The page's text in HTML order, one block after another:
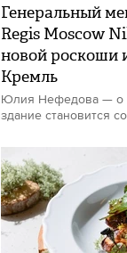
Генеральный
Regis Moscow
новой роскоши
Кремль
Юлия Нефедова — о
здание становится